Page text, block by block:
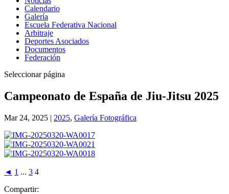
Calendario
Galería
Escuela Federativa Nacional
Arbitraje
Deportes Asociados
Documentos
Federación
Seleccionar página
Campeonato de España de Jiu-Jitsu 2025
Mar 24, 2025 | 2025, Galería Fotográfica
◄ 1 ... 3 4
Compartir: